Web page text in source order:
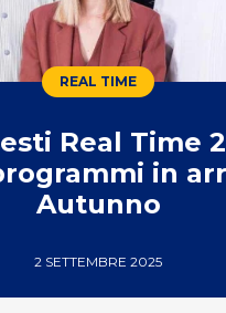
REAL TIME
Real Time
in
Autunno
2 SETTEMBRE 2025